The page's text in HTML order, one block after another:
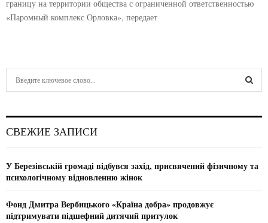
границу на территории общества с ограниченной ответственностью
«Паромный комплекс Орловка», передает
h
o
r
СВЕЖИЕ ЗАПИСИ
У Березівській громаді відбувся захід, присвячений фізичному та
психологічному відновленню жінок
Фонд Дмитра Вербицького «Країна добра» продовжує
підтримувати підшефний дитячий притулок